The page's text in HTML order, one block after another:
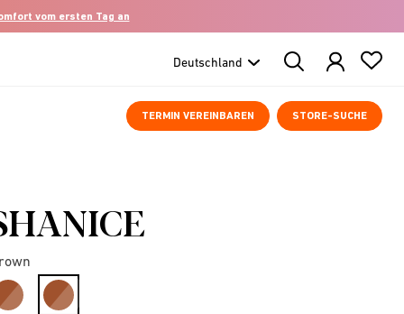
vom ersten Tag an
Search
Products
TERMIN VEREINBAREN STORE-SUCHE